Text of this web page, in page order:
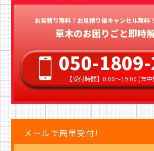
お見積り無料！お見積り後キャンセル無料
草木のお困りごと即時
050-
【受付時間】8:00〜19:00 (年
メールで簡単受付!